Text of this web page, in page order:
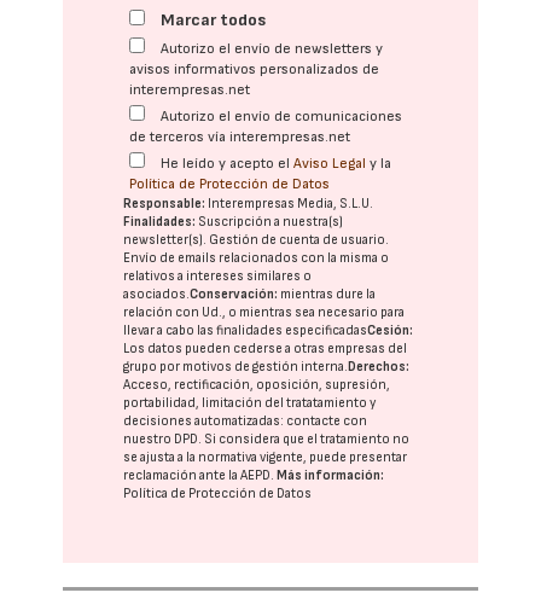
Marcar todos
Autorizo el envío de newsletters y
avisos informativos personalizados de
interempresas.net
Autorizo el envío de comunicaciones
de terceros vía interempresas.net
He leído y acepto elAviso Legal y la
Política de Protección de Datos
Responsable: Interempresas Media, S.L.U.
Finalidades: Suscripción a nuestra(s)
newsletter(s). Gestión de cuenta de usuario.
Envío de emails relacionados con la misma o
relativos a intereses similares o
asociados.Conservación: mientras dure la
relación con Ud., o mientras sea necesario para
llevar a cabo las finalidades especificadasCesión:
Los datos pueden cederse a otras empresas del
grupo por motivos de gestión interna. Derechos:
Acceso, rectificación, oposición, supresión,
portabilidad, limitación del tratatamiento y
decisiones automatizadas: contacte con
nuestro DPD. Si considera que el tratamiento no
se ajusta a la normativa vigente, puede presentar
reclamación ante laAEPD. Más información:
Política de Protección de Datos